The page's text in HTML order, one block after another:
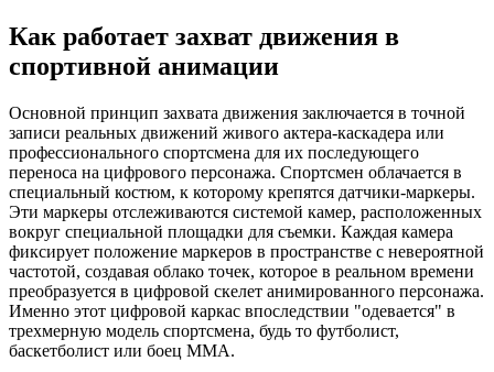
Как работает захват движения в
спортивной анимации
Основной принцип захвата движения заключается в точной
записи реальных движений живого актера-каскадера или
профессионального спортсмена для их последующего
переноса на цифрового персонажа. Спортсмен облачается в
специальный костюм, к которому крепятся датчики-маркеры.
Эти маркеры отслеживаются системой камер, расположенных
вокруг специальной площадки для съемки. Каждая камера
фиксирует положение маркеров в пространстве с невероятной
частотой, создавая облако точек, которое в реальном времени
преобразуется в цифровой скелет анимированного персонажа.
Именно этот цифровой каркас впоследствии "одевается" в
трехмерную модель спортсмена, будь то футболист,
баскетболист или боец ММА.